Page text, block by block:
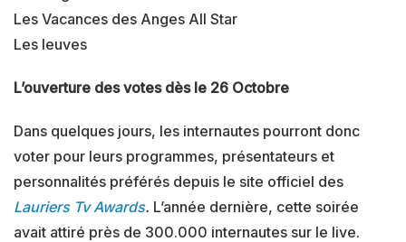
Les Vacances des Anges All Star
Les Ieuves
L’ouverture des votes dès le 26 Octobre
Dans quelques jours, les internautes pourront donc
voter pour leurs programmes, présentateurs et
personnalités préférés depuis le site officiel des
Lauriers Tv Awards. L’année dernière, cette soirée
avait attiré près de 300.000 internautes sur le live.